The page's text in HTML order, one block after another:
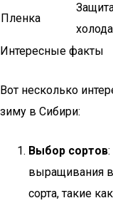
Пленка
холода
Интересные факты
Вот несколько
зиму в Сибири:
Выбор сортов
выращивания
сорта, такие